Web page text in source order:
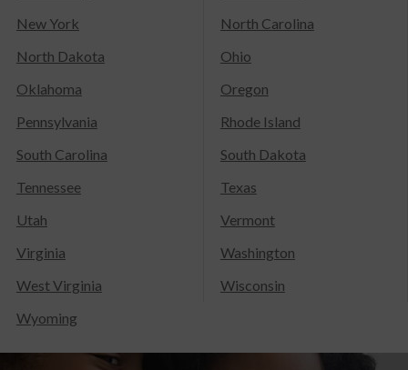
New York
North Carolina
North Dakota
Ohio
Oklahoma
Oregon
Pennsylvania
Rhode Island
South Carolina
South Dakota
Tennessee
Texas
Utah
Vermont
Virginia
Washington
West Virginia
Wisconsin
Wyoming